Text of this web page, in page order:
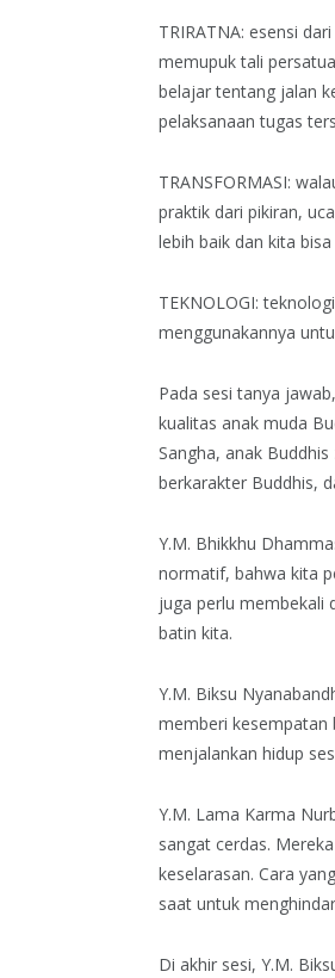
TRIRATNA: esensi
memupuk tali
belajar tentang jalan
pelaksanaan tugas
TRANSFORMASI:
praktik dari pikiran,
lebih baik dan kita
TEKNOLOGI:
menggunakannya
Pada sesi tanya
kualitas anak muda
Sangha, anak
berkarakter Buddhis,
Y.M. Bhikkhu
normatif, bahwa kita
juga perlu membekali
batin kita.
Y.M. Biksu
memberi kesempatan
menjalankan hidup
Y.M. Lama Karma
sangat cerdas.
keselarasan. Cara
saat untuk
Di akhir sesi, Y.M.